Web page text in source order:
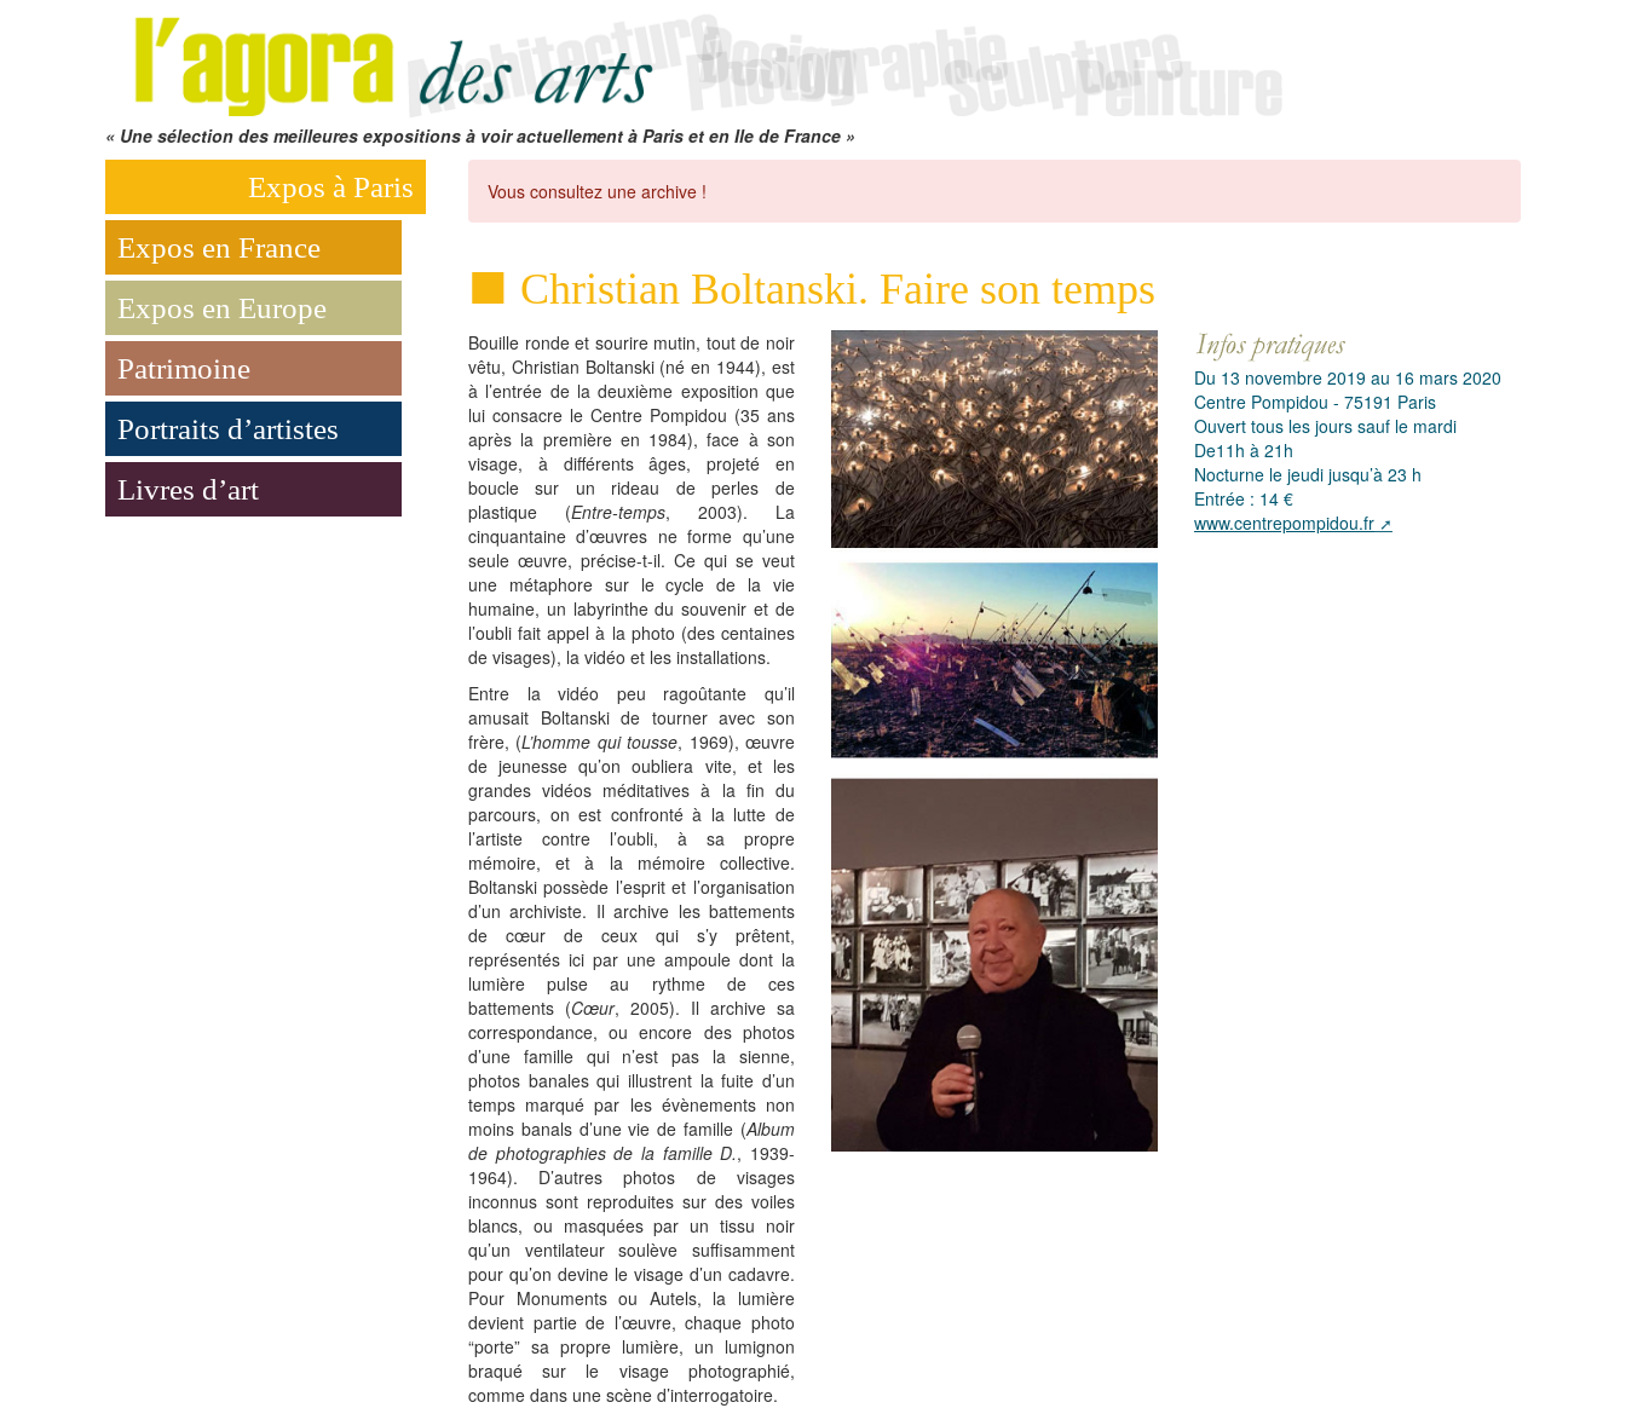
« Une sélection des meilleures expositions à voir actuellement à Paris et en Ile de France »
Expos à Paris
Expos en France
Expos en Europe
Patrimoine
Portraits d’artistes
Livres d’art
Vous consultez une archive !
Christian Boltanski. Faire son temps
Bouille ronde et sourire mutin, tout de noir
vêtu, Christian Boltanski (né en 1944), est
à l’entrée de la deuxième exposition que
lui consacre le Centre Pompidou (35 ans
après la première en 1984), face à son
visage, à différents âges, projeté en
boucle sur un rideau de perles de
plastique (Entre-temps, 2003). La
cinquantaine d’œuvres ne forme qu’une
seule œuvre, précise-t-il. Ce qui se veut
une métaphore sur le cycle de la vie
humaine, un labyrinthe du souvenir et de
l’oubli fait appel à la photo (des centaines
de visages), la vidéo et les installations.
Entre la vidéo peu ragoûtante qu’il
amusait Boltanski de tourner avec son
frère, (L’homme qui tousse, 1969), œuvre
de jeunesse qu’on oubliera vite, et les
grandes vidéos méditatives à la fin du
parcours, on est confronté à la lutte de
l’artiste contre l’oubli, à sa propre
mémoire, et à la mémoire collective.
Boltanski possède l’esprit et l’organisation
d’un archiviste. Il archive les battements
de cœur de ceux qui s’y prêtent,
représentés ici par une ampoule dont la
lumière pulse au rythme de ces
battements (Cœur, 2005). Il archive sa
correspondance, ou encore des photos
d’une famille qui n’est pas la sienne,
photos banales qui illustrent la fuite d’un
temps marqué par les évènements non
moins banals d’une vie de famille (Album
de photographies de la famille D., 1939-
1964). D’autres photos de visages
inconnus sont reproduites sur des voiles
blancs, ou masquées par un tissu noir
qu’un ventilateur soulève suffisamment
pour qu’on devine le visage d’un cadavre.
Pour Monuments ou Autels, la lumière
devient partie de l’œuvre, chaque photo
“porte” sa propre lumière, un lumignon
braqué sur le visage photographié,
comme dans une scène d’interrogatoire.
Du 13 novembre 2019 au 16 mars 2020
Centre Pompidou - 75191 Paris
Ouvert tous les jours sauf le mardi
De11h à 21h
Nocturne le jeudi jusqu’à 23 h
Entrée : 14 €
www.centrepompidou.fr